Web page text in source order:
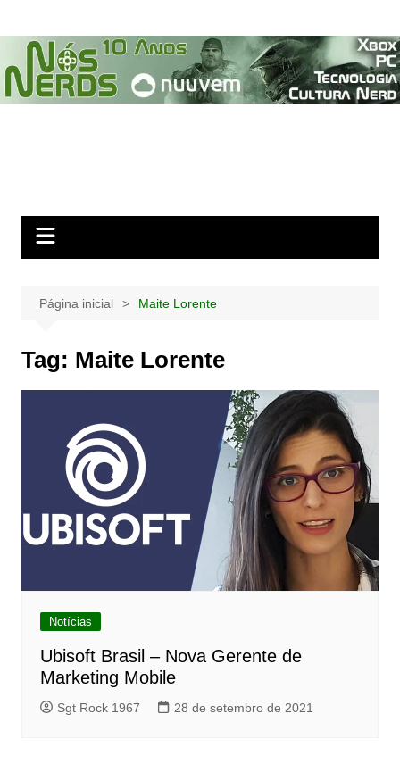
para
conteúdo
Página inicial Maite Lorente
Tag: Maite Lorente
Notícias
Ubisoft Brasil – Nova Gerente de
Marketing Mobile
Sgt Rock 1967 28 de setembro de 2021